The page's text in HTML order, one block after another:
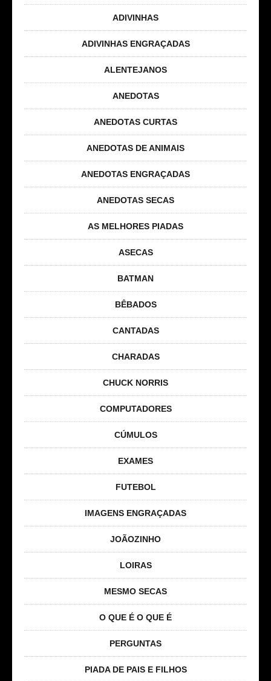
ADIVINHAS
ADIVINHAS ENGRAÇADAS
ALENTEJANOS
ANEDOTAS
ANEDOTAS CURTAS
ANEDOTAS DE ANIMAIS
ANEDOTAS ENGRAÇADAS
ANEDOTAS SECAS
AS MELHORES PIADAS
ASECAS
BATMAN
BÊBADOS
CANTADAS
CHARADAS
CHUCK NORRIS
COMPUTADORES
CÚMULOS
EXAMES
FUTEBOL
IMAGENS ENGRAÇADAS
JOÃOZINHO
LOIRAS
MESMO SECAS
O QUE É O QUE É
PERGUNTAS
PIADA DE PAIS E FILHOS